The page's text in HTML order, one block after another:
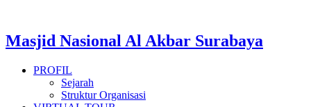
Masjid Nasional Al Akbar Surabaya
PROFIL
Sejarah
Struktur Organisasi